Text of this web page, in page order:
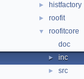
► histfactory
► roofit
▼
roofitcore
doc
► inc
► src